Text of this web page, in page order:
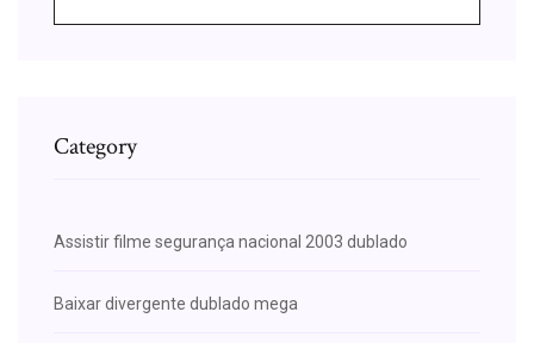
Category
Assistir filme segurança nacional 2003 dublado
Baixar divergente dublado mega